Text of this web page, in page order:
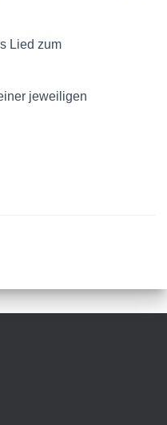
Lied zum
jeweiligen